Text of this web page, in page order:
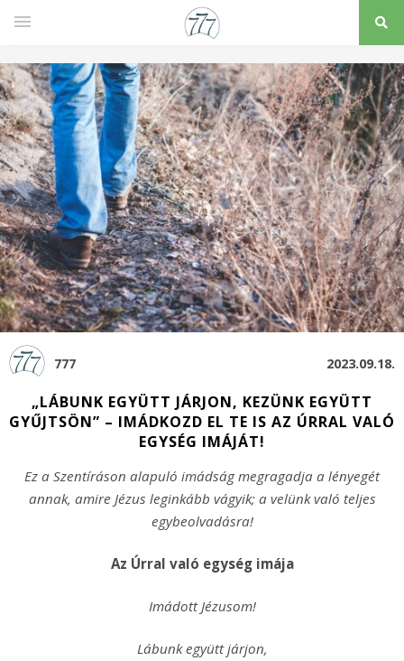
777 2023.09.18.
„LÁBUNK EGYÜTT JÁRJON, KEZÜNK EGYÜTT
GYŰJTSÖN” – IMÁDKOZD EL TE IS AZ ÚRRAL VALÓ
EGYSÉG IMÁJÁT!
Ez a Szentíráson alapuló imádság megragadja a lényegét
annak, amire Jézus leginkább vágyik; a velünk való teljes
egybeolvadásra!
Az Úrral való egység imája
Imádott Jézusom!
Lábunk együtt járjon,